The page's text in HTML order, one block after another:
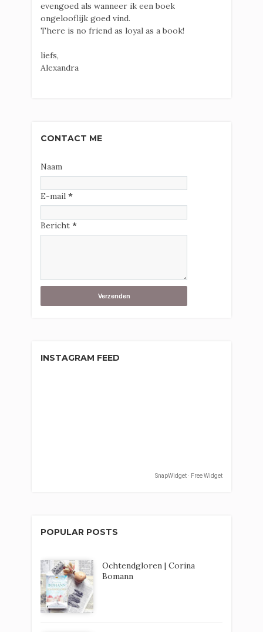
evengoed als wanneer ik een boek
ongelooflijk goed vind.
There is no friend as loyal as a book!
liefs,
Alexandra
CONTACT ME
Naam
E-mail *
Bericht *
INSTAGRAM FEED
SnapWidget · Free Widget
POPULAR POSTS
Ochtendgloren | Corina
Bomann